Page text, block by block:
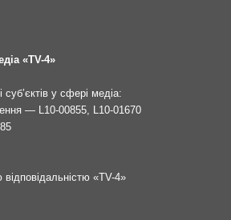
«TV-4»
суб’єктів у сфері медіа:
— L10-00855, L10-01670
«TV-4»